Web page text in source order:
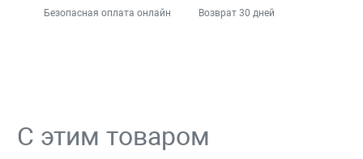
Безопасная оплата онлайн Возврат 30 дней
С этим товаром